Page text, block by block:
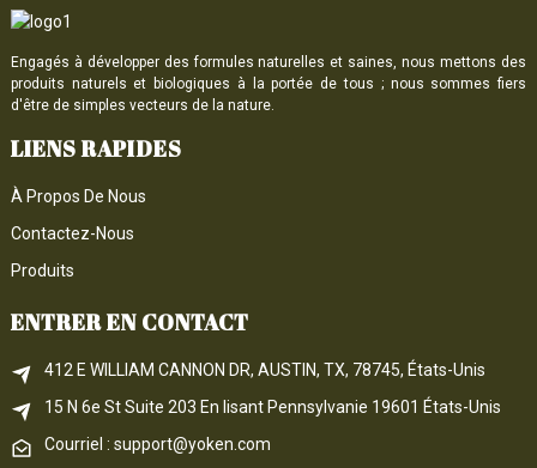
Engagés à développer des formules naturelles et saines, nous mettons des
produits naturels et biologiques à la portée de tous ; nous sommes fiers
d'être de simples vecteurs de la nature.
LIENS RAPIDES
À Propos De Nous
Contactez-Nous
Produits
ENTRER EN CONTACT
412 E WILLIAM CANNON DR, AUSTIN, TX, 78745, États-Unis
15 N 6e St Suite 203 En lisant Pennsylvanie 19601 États-Unis
Courriel : support@yoken.com